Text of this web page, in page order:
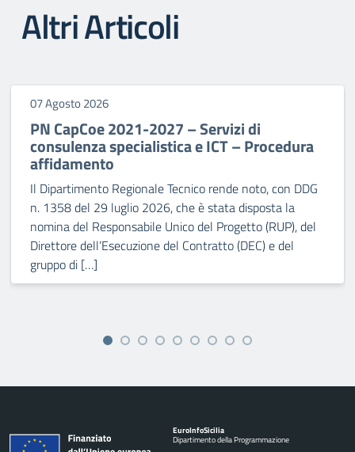
Altri Articoli
07 Agosto 2026
PN CapCoe 2021-2027 – Servizi di
consulenza specialistica e ICT – Procedura
affidamento
Il Dipartimento Regionale Tecnico rende noto, con DDG
n. 1358 del 29 luglio 2026, che è stata disposta la
nomina del Responsabile Unico del Progetto (RUP), del
Direttore dell’Esecuzione del Contratto (DEC) e del
gruppo di […]
EuroInfoSicilia
Dipartimento della Programmazione